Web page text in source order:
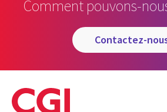
Comment pouvons-
contactez-